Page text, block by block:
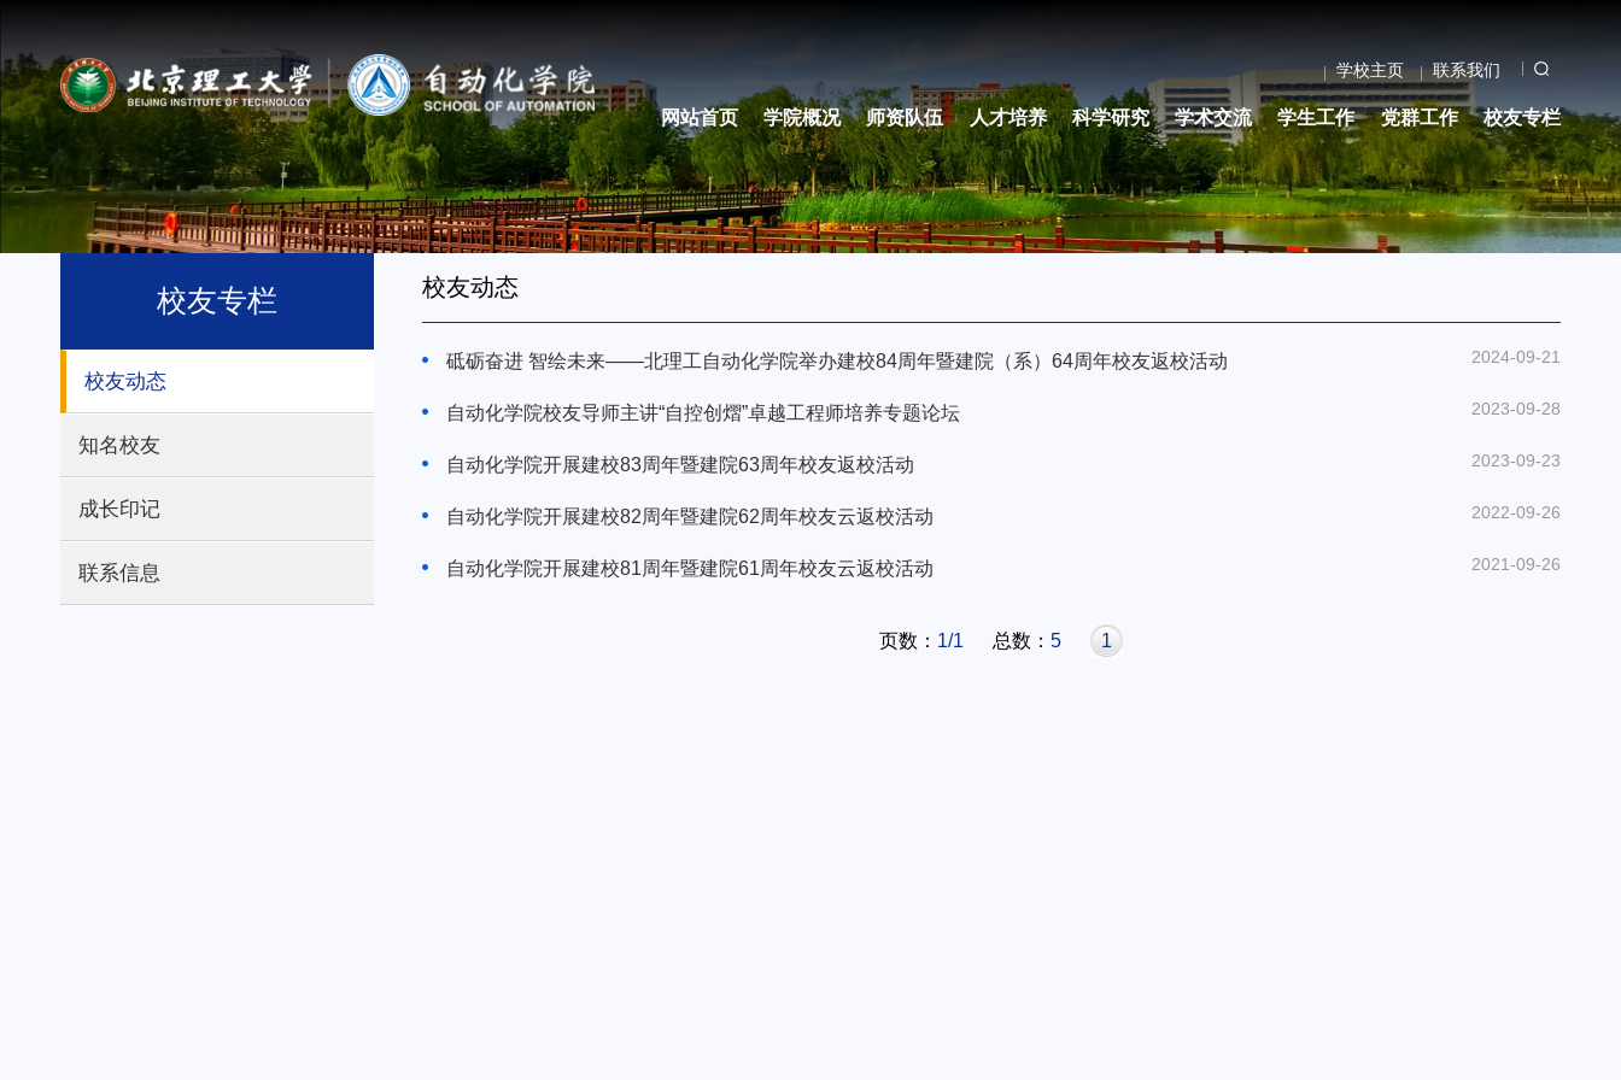
学校主页 联系我们
网站首页 学院概况 师资队伍 人才培养 科学研究 学术交流 学生工作 党群工作 校友专栏
校友专栏
校友动态
知名校友
成长印记
联系信息
校友动态
砥砺奋进 智绘未来——北理工自动化学院举办建校84周年暨建院（系）64周年校友返校活动 2024-09-21
自动化学院校友导师主讲“自控创熠”卓越工程师培养专题论坛 2023-09-28
自动化学院开展建校83周年暨建院63周年校友返校活动 2023-09-23
自动化学院开展建校82周年暨建院62周年校友云返校活动 2022-09-26
自动化学院开展建校81周年暨建院61周年校友云返校活动 2021-09-26
页数： 1/1 总数： 5 1